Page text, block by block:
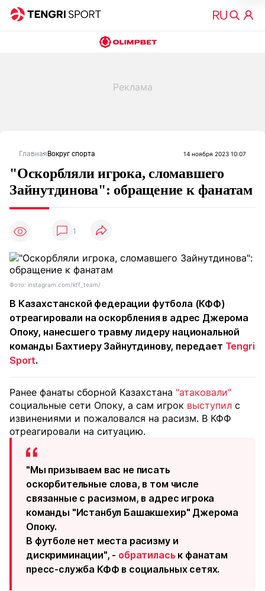
Главная Вокруг спорта 14 ноября 2023 10:07
"Оскорбляли игрока, сломавшего
Зайнутдинова": обращение к фанатам
1
Фото: instagram.com/kff_team/
В Казахстанской федерации футбола (КФФ)
отреагировали на оскорбления в адрес Джерома
Опоку, нанесшего травму лидеру национальной
команды Бахтиеру Зайнутдинову, передает Tengri
Sport.
Ранее фанаты сборной Казахстана "атаковали"
социальные сети Опоку, а сам игрок выступил с
извинениями и пожаловался на расизм. В КФФ
отреагировали на ситуацию.
"Мы призываем вас не писать
оскорбительные слова, в том числе
связанные с расизмом, в адрес игрока
команды "Истанбул Башакшехир" Джерома
Опоку.
В футболе нет места расизму и
дискриминации", - обратилась к фанатам
пресс-служба КФФ в социальных сетях.